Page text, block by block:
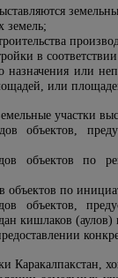
земель;
в
назначения или
или
участки
объектов,
объектов по
объектов по
объектов,
кишлаков
Каракалпакстан,